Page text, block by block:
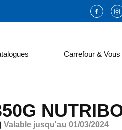
Carrefour & Vous
Valable jusqu'au 01/03/2024